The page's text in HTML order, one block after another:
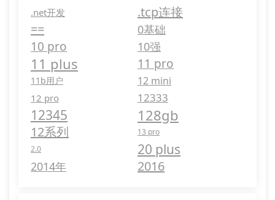
.net开发
.tcp连接
==
0基础
10 pro 10强
11 plus 11 pro
11b用户 12 mini
12 pro 12333
12345 128gb
12系列
13 pro
2.0
20 plus
2014年 2016